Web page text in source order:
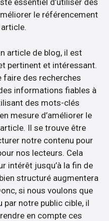
essentiel d’utiliser des
le référencement
article de blog, il est
pertinent et intéressant.
faire des recherches
informations fiables à
des mots-clés
mesure d’améliorer le
Il se trouve être
notre contenu pour
nos lecteurs. Cela
intérêt jusqu’à la fin de
structuré augmentera
si nous voulons que
notre public cible, il
en compte ces